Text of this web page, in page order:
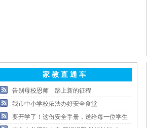
家 教 直 通 车
告别母校恩师 踏上新的征程
我市中小学校依法办好安全食堂
要开学了！这份安全手册，送给每一位学生